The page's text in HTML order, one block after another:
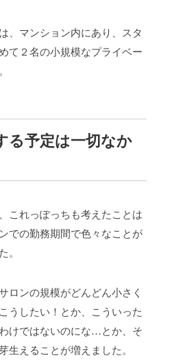
、マンション内にあり、スタ
て２名の小規模なプライベー
る予定は一切なか
これっぽっちも考えたことは
での勤務期間で色々なことが
。
ロンの規模がどんどん小さく
うしたい！とか、こういった
けではないのにな…とか、そ
生えることが増えました。